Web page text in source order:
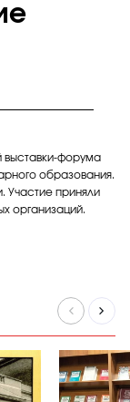
форума
образования.
Участие приняли
организаций.